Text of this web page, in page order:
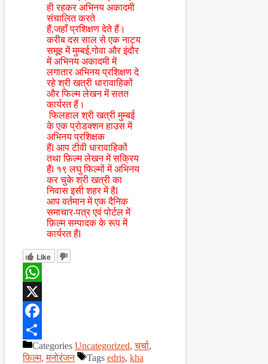
ही रहकर अभिनय अकादमी
संचालित करते
हैं,जहाँ प्रशिक्षण देते हैं।
करीब दस साल से एक नाट्य
समूह में मुम्बई,गोवा और इंदौर
में अभिनय अकादमी में
लगातार अभिनय प्रशिक्षण दे
रहे श्री खत्री धारावाहिकों
और फिल्म लेखन में सतत
कार्यरत हैं।
फिलहाल श्री खत्री मुम्बई
के एक प्रोडक्शन हाउस में
अभिनय प्रशिक्षक
हैंl आप टीवी धारावाहिकों
तथा फ़िल्म लेखन में सक्रिय
हैंl १९ लघु फिल्मों में अभिनय
कर चुके श्री खत्री का
निवास इसी शहर में हैl
आप वर्तमान में एक दैनिक
समाचार-पत्र एवं पोर्टल में
फ़िल्म सम्पादक के रूप में
कार्यरत हैंl
Like
WhatsApp
X
Facebook
ShareCategories Uncategorized,चर्चा,
फिल्म,मनोरंजन Tags edris, kha